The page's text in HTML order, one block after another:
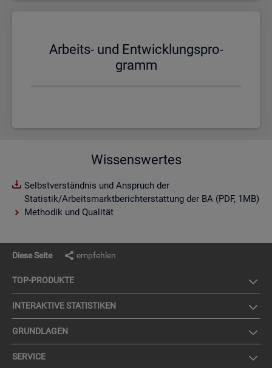
Ar­beits- und Ent­wick­lungs­pro­
gramm
Wissenswertes
Selbstverständnis und Anspruch der
Statistik/Arbeitsmarktberichterstattung der BA (PDF, 1MB)
Methodik und Qualität
Diese Seite empfehlen
TOP-PRO­DUK­TE
IN­TER­AK­TI­VE STA­TIS­TI­KEN
GRUND­LA­GEN
SER­VICE